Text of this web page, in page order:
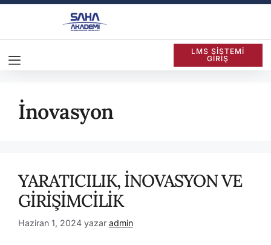
LMS SİSTEMİ
GİRİŞ
İnovasyon
YARATICILIK, İNOVASYON VE
GİRİŞİMCİLİK
Haziran 1, 2024 yazar admin